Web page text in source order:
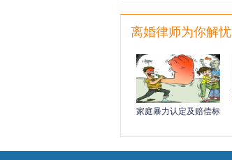
离婚律师为你解忧
家庭暴力认定及赔偿标